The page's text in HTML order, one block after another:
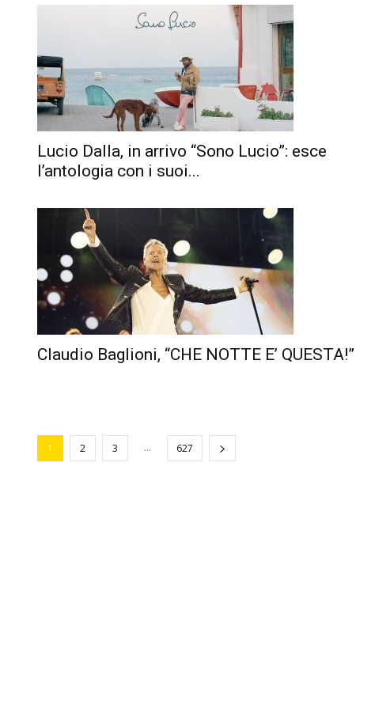
Lucio Dalla, in arrivo “Sono Lucio”: esce
l’antologia con i suoi...
Claudio Baglioni, “CHE NOTTE E’ QUESTA!”
1 2 3 ... 627